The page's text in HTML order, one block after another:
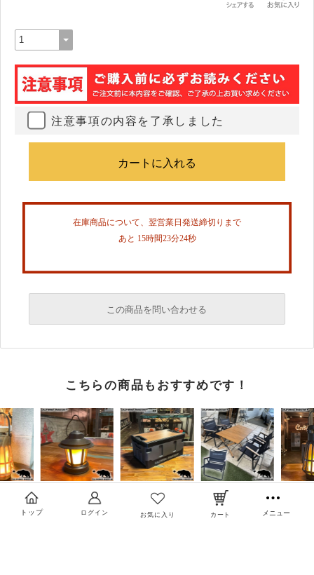
注意事項の内容を了承しました
在庫商品について、翌営業日発送締切りまで
あと 15時間23分23秒
この商品を問い合わせる
必須
こちらの商品もおすすめです！
トップ ログイン お気に入り カート メニュー